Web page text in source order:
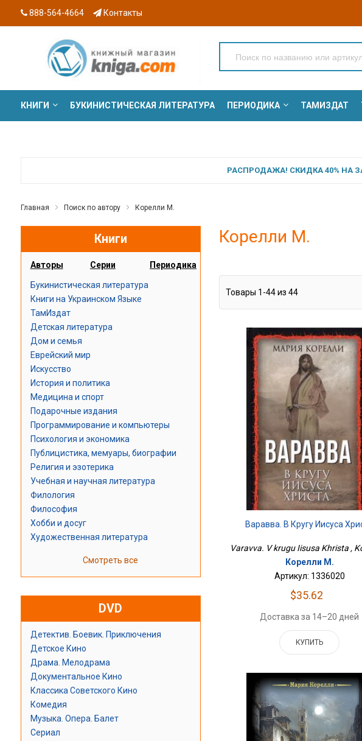
888-564-4664 Контакты
КНИГИ БУКИНИСТИЧЕСКАЯ ЛИТЕРАТУРА ПЕРИОДИКА ТАМИЗДАТ
РАСПРОДАЖА! СКИДКА 40% НА
Главная Поиск по автору Корелли М.
Книги
Авторы Серии Периодика
Букинистическая литература
Книги на Украинском Языке
ТамИздат
Детская литература
Дом и семья
Еврейский мир
Искусство
История и политика
Медицина и спорт
Подарочные издания
Программирование и компьютеры
Психология и экономика
Публицистика, мемуары, биографии
Религия и эзотерика
Учебная и научная литература
Филология
Философия
Хобби и досуг
Художественная литература
Смотреть все
DVD
Детектив. Боевик. Приключения
Детское Кино
Драма. Мелодрама
Документальное Кино
Классика Советского Кино
Комедия
Музыка. Опера. Балет
Сериал
Корелли М.
Товары 1 -44из44
Варавва. В Кругу Иисуса
Varavva. V krugu Iisusa Khrista ,
Корелли М.
Артикул: 1336020
$35.62
Доставка за 14–20 дней
КУПИТЬ